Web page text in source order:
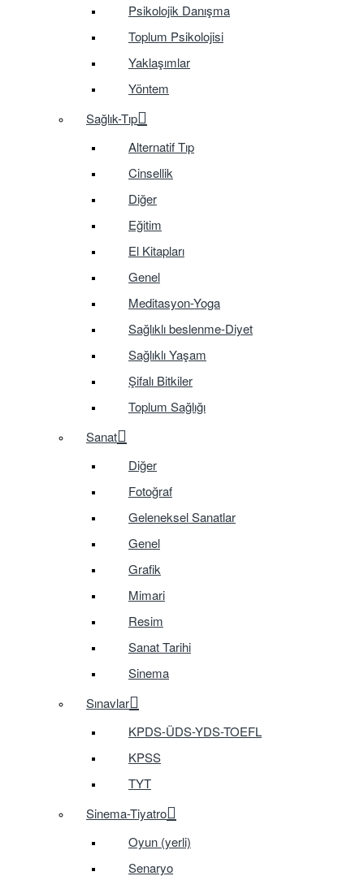
Psikolojik Danışma
Toplum Psikolojisi
Yaklaşımlar
Yöntem
Sağlık-Tıp
Alternatif Tıp
Cinsellik
Diğer
Eğitim
El Kitapları
Genel
Meditasyon-Yoga
Sağlıklı beslenme-Diyet
Sağlıklı Yaşam
Şifalı Bitkiler
Toplum Sağlığı
Sanat
Diğer
Fotoğraf
Geleneksel Sanatlar
Genel
Grafik
Mimari
Resim
Sanat Tarihi
Sinema
Sınavlar
KPDS-ÜDS-YDS-TOEFL
KPSS
TYT
Sinema-Tiyatro
Oyun (yerli)
Senaryo